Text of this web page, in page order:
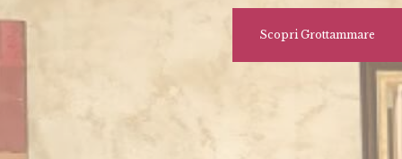
Scopri Grottammare